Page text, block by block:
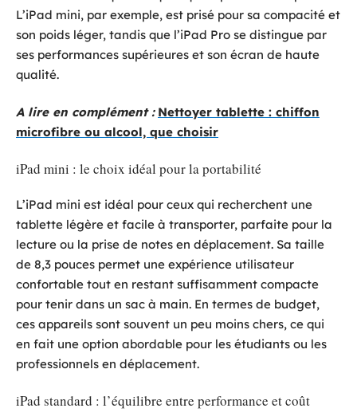
L’iPad mini, par exemple, est prisé pour sa compacité et
son poids léger, tandis que l’iPad Pro se distingue par
ses performances supérieures et son écran de haute
qualité.
A lire en complément : Nettoyer tablette : chiffon
microfibre ou alcool, que choisir
iPad mini : le choix idéal pour la portabilité
L’iPad mini est idéal pour ceux qui recherchent une
tablette légère et facile à transporter, parfaite pour la
lecture ou la prise de notes en déplacement. Sa taille
de 8,3 pouces permet une expérience utilisateur
confortable tout en restant suffisamment compacte
pour tenir dans un sac à main. En termes de budget,
ces appareils sont souvent un peu moins chers, ce qui
en fait une option abordable pour les étudiants ou les
professionnels en déplacement.
iPad standard : l’équilibre entre performance et coût